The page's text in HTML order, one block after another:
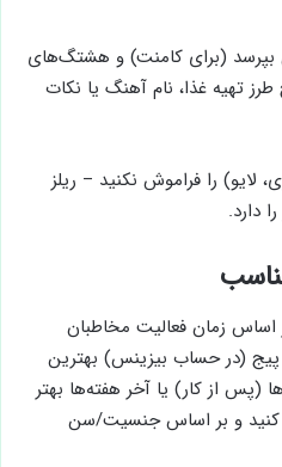
(برای کامنت) و هشتگ‌های
تهیه غذا، نام آهنگ یا نکات
لایو) را فراموش نکنید – ریلز
دارد.
اساس زمان فعالیت مخاطبان
اولویت‌بندی می‌کند. از Insights پیج (در حساب بیزینس) بهترین
(پس از کار) یا آخر هفته‌ها بهتر
و بر اساس جنسیت/سن